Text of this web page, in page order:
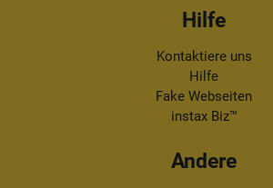
Hilfe
Kontaktiere uns
Hilfe
Fake Webseiten
instax Biz™
Andere